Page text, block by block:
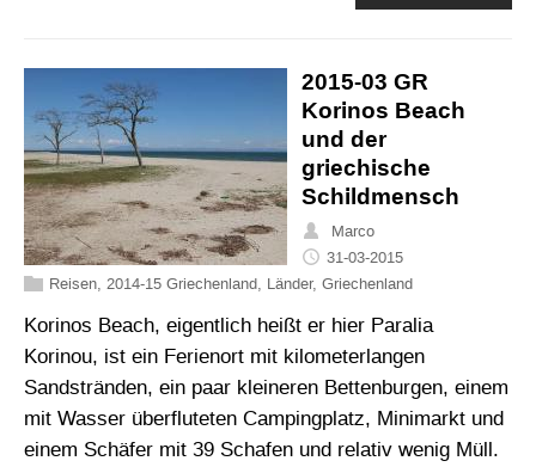
2015-03 GR
Korinos Beach
und der
griechische
Schildmensch
Marco
31-03-2015
Reisen 2014-15 Griechenland Länder, Griechenland
Korinos Beach, eigentlich heißt er hier Paralia
Korinou, ist ein Ferienort mit kilometerlangen
Sandstränden, ein paar kleineren Bettenburgen, einem
mit Wasser überfluteten Campingplatz, Minimarkt und
einem Schäfer mit 39 Schafen und relativ wenig Müll.